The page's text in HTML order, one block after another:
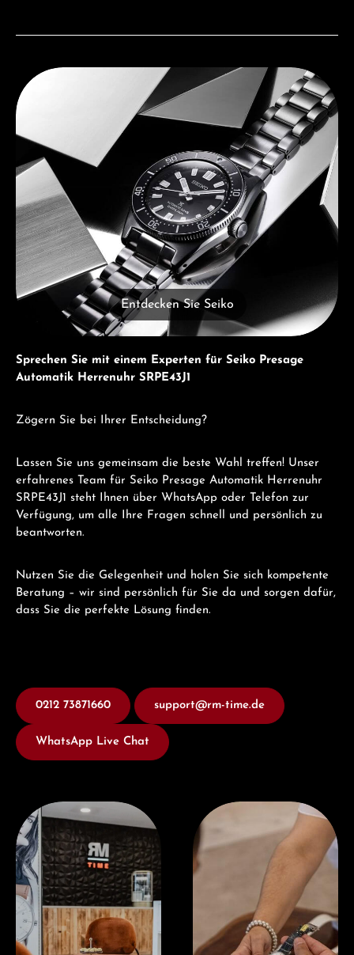
Entdecken Sie Seiko
Entdecken Sie Seiko
Sprechen Sie mit einem Experten für Seiko Presage
Automatik Herrenuhr SRPE43J1
Zögern Sie bei Ihrer Entscheidung?
Lassen Sie uns gemeinsam die beste Wahl treffen! Unser
erfahrenes Team für Seiko Presage Automatik Herrenuhr
SRPE43J1 steht Ihnen über WhatsApp oder Telefon zur
Verfügung, um alle Ihre Fragen schnell und persönlich zu
beantworten.
Nutzen Sie die Gelegenheit und holen Sie sich kompetente
Beratung – wir sind persönlich für Sie da und sorgen dafür,
dass Sie die perfekte Lösung finden.
0212 73871660 support@rm-time.de
WhatsApp Live Chat
Besuchen Sie uns Jetzt Beraten lassen